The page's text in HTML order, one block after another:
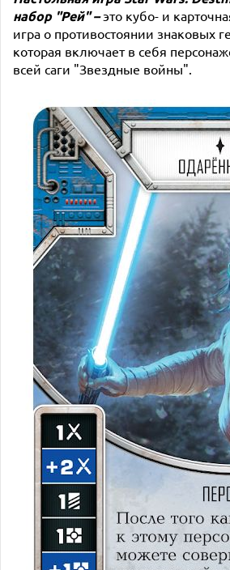
набор "Рей"–это кубо- и
игра о противостоянии знаковых
которая включает в себя
всей саги "Звездные войны".